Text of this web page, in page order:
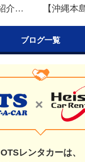
【沖縄本島車種紹介】TOYOTA COROLLA CROSS（トヨタ カローラクロス）
ブログ一覧
OTSレンタカーは、